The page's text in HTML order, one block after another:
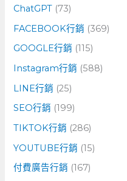
:ChatGPT (73)
FACEBOOK行銷 (369)
GOOGLE行銷 (115)
Instagram行銷 (588)
LINE行銷 (25)
SEO行銷 (199)
TIKTOK行銷 (286)
YOUTUBE行銷 (15)
付費廣告行銷 (167)